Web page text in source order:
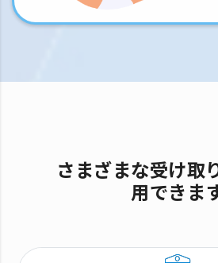
さまざまな受け取
用できま